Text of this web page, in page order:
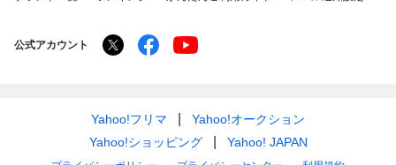
公式アカウント
Yahoo!フリマ
Yahoo!オークション
Yahoo!ショッピング
Yahoo! JAPAN